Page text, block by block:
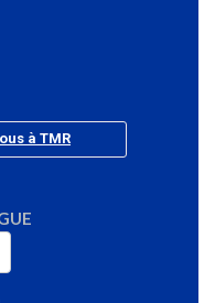
à TMR